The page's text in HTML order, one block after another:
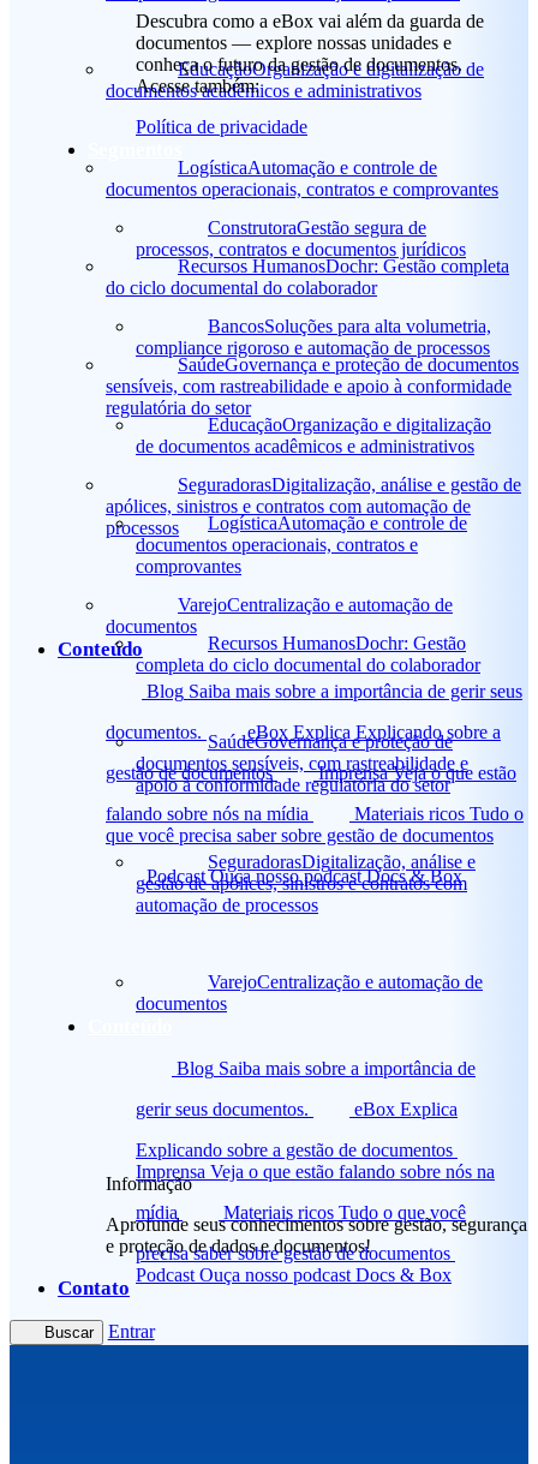
Descubra como a eBox vai além da guarda de
documentos — explore nossas unidades e
conheça o futuro da gestão de documentos.
Acesse também:
Política de privacidade
ConstrutoraGestão segura de
processos, contratos e documentos jurídicos
BancosSoluções para alta volumetria,
compliance rigoroso e automação de processos
EducaçãoOrganização e digitalização
de documentos acadêmicos e administrativos
LogísticaAutomação e controle de
documentos operacionais, contratos e
comprovantes
Recursos HumanosDochr: Gestão
completa do ciclo documental do colaborador
SaúdeGovernança e proteção de
documentos sensíveis, com rastreabilidade e
apoio à conformidade regulatória do setor
SeguradorasDigitalização, análise e
gestão de apólices, sinistros e contratos com
automação de processos
VarejoCentralização e automação de
documentos
Blog Saiba mais sobre a importância de
gerir seus documentos.
eBox Explica
Explicando sobre a gestão de documentos
Imprensa Veja o que estão falando sobre nós na
mídia
Materiais ricos Tudo o que você
precisa saber sobre gestão de documentos
Podcast Ouça nosso podcast Docs & Box
EducaçãoOrganização e digitalização de
documentos acadêmicos e administrativos
LogísticaAutomação e controle de
documentos operacionais, contratos e comprovantes
Recursos HumanosDochr: Gestão completa
do ciclo documental do colaborador
SaúdeGovernança e proteção de documentos
sensíveis, com rastreabilidade e apoio à conformidade
regulatória do setor
SeguradorasDigitalização, análise e gestão de
apólices, sinistros e contratos com automação de
processos
VarejoCentralização e automação de
documentos
Conteúdo
Blog Saiba mais sobre a importância de gerir seus
documentos.
eBox Explica Explicando sobre a
gestão de documentos
Imprensa Veja o que estão
falando sobre nós na mídia
Materiais ricos Tudo o
que você precisa saber sobre gestão de documentos
Podcast Ouça nosso podcast Docs & Box
Informação
Aprofunde seus conhecimentos sobre gestão, segurança
e proteção de dados e documentos!
Contato
Buscar Entrar